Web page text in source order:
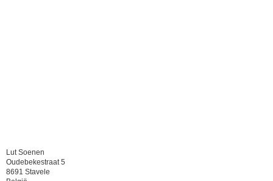
Lut Soenen
Oudebekestraat 5
8691 Stavele